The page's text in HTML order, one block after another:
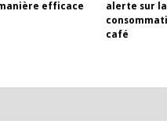
efficace
alerte sur la
café